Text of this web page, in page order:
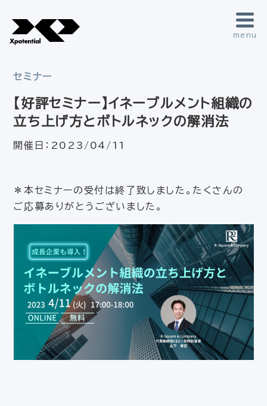
menu
セミナー
【好評セミナー】イネーブルメント組織の
立ち上げ方とボトルネックの解消法
開催日： 2023/04/11
＊本セミナーの受付は終了致しました。たくさんの
ご応募ありがとうございました。